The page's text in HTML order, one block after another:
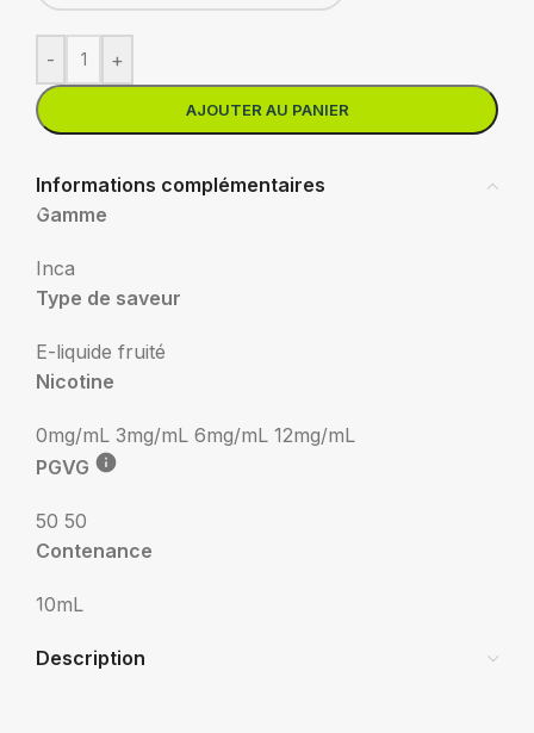
- +
AJOUTER AU PANIER
Informations complémentaires
Gamme
Inca
Type de saveur
E-liquide fruité
Nicotine
0mg/mL 3mg/mL 6mg/mL 12mg/mL
PGVG
50 50
Contenance
10mL
Description